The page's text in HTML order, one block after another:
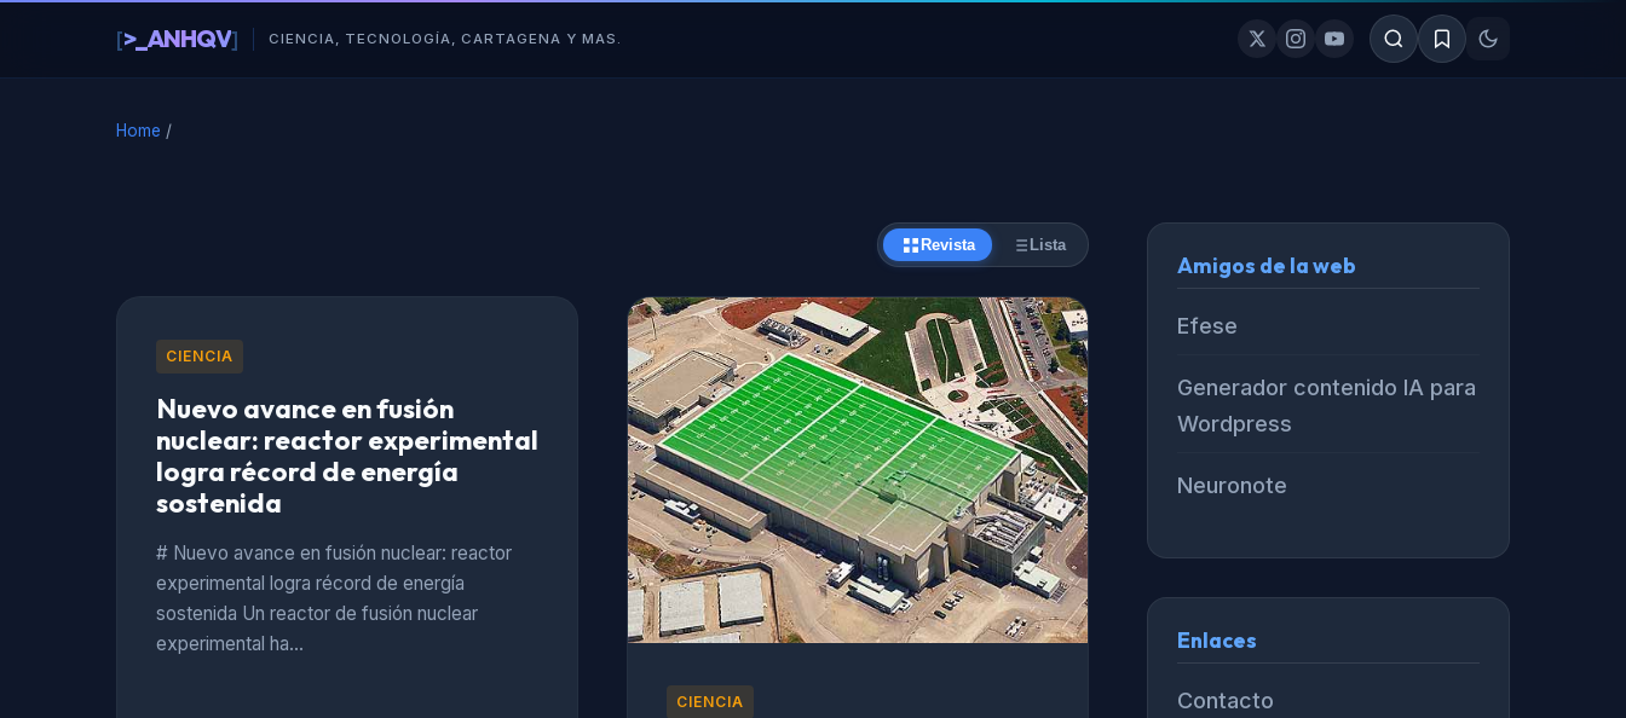
[>_ANHQV] CIENCIA, TECNOLOGÍA, CARTAGENA Y MAS.
Home /
Revista Lista
CIENCIA
Nuevo avance en fusión
nuclear: reactor experimental
logra récord de energía
sostenida
# Nuevo avance en fusión nuclear: reactor
experimental logra récord de energía
sostenida Un reactor de fusión nuclear
experimental ha…
CIENCIA
Amigos de la web
Efese
Generador contenido IA para
Wordpress
Neuronote
Enlaces
Contacto